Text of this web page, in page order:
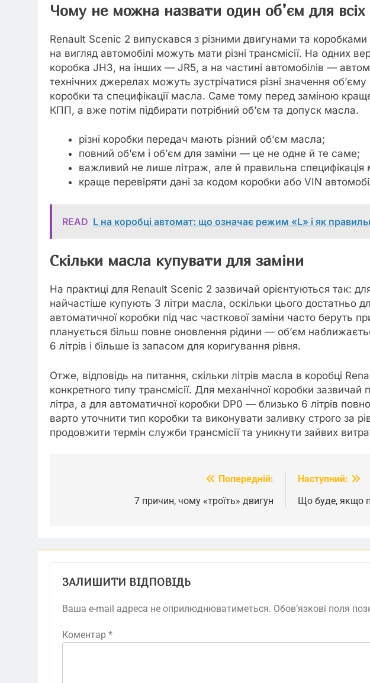
Чому не можна назвати один об’єм для
Renault Scenic 2 випускався з різними двигунами та коробками
на вигляд автомобілі можуть мати різні трансмісії. На одних
коробка JH3, на інших — JR5, а на частині автомобілів —
технічних джерелах можуть зустрічатися різні значення об’єму
коробки та специфікації масла. Саме тому перед заміною
КПП, а вже потім підбирати потрібний об’єм та допуск масла.
різні коробки передач мають різний об’єм масла;
повний об’єм і об’єм для заміни — це не одне й те саме;
важливий не лише літраж, але й правильна специфікація
краще перевіряти дані за кодом коробки або VIN
READ L на коробці автомат: що означає режим «L» і як
Скільки масла купувати для заміни
На практиці для Renault Scenic 2 зазвичай орієнтуються так:
найчастіше купують 3 літри масла, оскільки цього достатньо
автоматичної коробки під час часткової заміни часто беруть
планується більш повне оновлення рідини — об’єм
6 літрів і більше із запасом для коригування рівня.
Отже, відповідь на питання, скільки літрів масла в коробці
конкретного типу трансмісії. Для механічної коробки зазвичай
літра, а для автоматичної коробки DP0 — близько 6 літрів
варто уточнити тип коробки та виконувати заливку строго за
продовжити термін служби трансмісії та уникнути зайвих
Попередній:
7 причин, чому «троїть» двигун
Наступний:
Що буде, якщо
ЗАЛИШИТИ ВІДПОВІДЬ
Ваша e-mail адреса не оприлюднюватиметься. Обов’язкові поля
Коментар *